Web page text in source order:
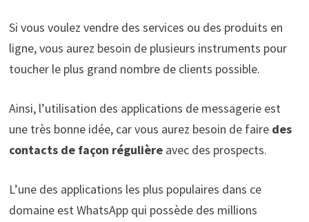
Si vous voulez vendre des services ou des produits en
ligne, vous aurez besoin de plusieurs instruments pour
toucher le plus grand nombre de clients possible.
Ainsi, l’utilisation des applications de messagerie est
une très bonne idée, car vous aurez besoin de faire des
contacts de façon régulièreavec des prospects.
L’une des applications les plus populaires dans ce
domaine est WhatsApp qui possède des millions